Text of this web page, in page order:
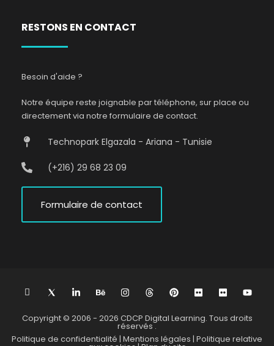
RESTONS EN CONTACT
Besoin d'aide ?
Notre équipe reste joignable par téléphone, sur place ou
directement via notre formulaire de contact.
Technopark Elgazala - Ariana - Tunisie
(+216) 29 68 23 09
Formulaire de contact
L
n
-
f
a
c
I
c
n
s
8
T
L
i
k
e
d
i
B
e
a
n
c
e
I
n
t
a
g
r
T
h
e
a
d
s
P
i
t
e
e
F
l
c
k
r
F
l
c
k
Y
o
t
u
b
e
Copyright © 2006 - 2026 CDCP Digital Learning. Tous droits
réservés .
Politique de confidentialité | Mentions légales | Politique relative